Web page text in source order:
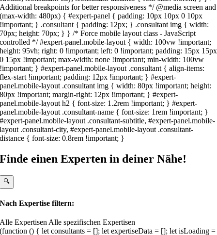
Additional breakpoints for better responsiveness */ @media screen and
(max-width: 480px) { #expert-panel { padding: 10px 10px 0 10px
!important; } .consultant { padding: 12px; } .consultant img { width:
70px; height: 70px; } } /* Force mobile layout class - JavaScript
controlled */ #expert-panel.mobile-layout { width: 100vw !important;
height: 95vh; right: 0 !important; left: 0 !important; padding: 15px 15px
0 15px !important; max-width: none !important; min-width: 100vw
!important; } #expert-panel.mobile-layout .consultant { align-items:
flex-start !important; padding: 12px !important; } #expert-
panel.mobile-layout .consultant img { width: 80px !important; height:
80px !important; margin-right: 12px !important; } #expert-
panel.mobile-layout h2 { font-size: 1.2rem !important; } #expert-
panel.mobile-layout .consultant-name { font-size: 1rem !important; }
#expert-panel.mobile-layout .consultant-subtitle, #expert-panel.mobile-
layout .consultant-city, #expert-panel.mobile-layout .consultant-
distance { font-size: 0.8rem !important; }
Finde einen Experten in deiner Nähe!
🔍
Nach Expertise filtern:
Alle Expertisen Alle spezifischen Expertisen
(function () { let consultants = []; let expertiseData = []; let isLoading = false; let userLocation = null; let currentSearchQuery = ''; let searchTimeout; const listContainer = document.getElementById('consultant-list'); const unifiedSearchInput = document.getElementById('unified-search-input'); const searchButton = document.getElementById('search-button'); const searchResultsDropdown = document.getElementById('search-results-dropdown'); const currentLocationDiv = document.getElementById('current-location'); const locationDisplay = document.getElementById('location-display'); const clearLocationButton = document.getElementById('clear-location'); const mainExpertiseSelect = document.getElementById('main-expertise-select'); const childExpertiseSelect = document.getElementById('child-expertise-select'); // Utility Functions function decodeHTMLEntities(text) { const textarea = document.createElement('textarea'); textarea.innerHTML = text; return textarea.value; } function calculateDistance(lat1, lon1, lat2, lon2) { const R = 6371; // Earth's radius in km const dLat = (lat2 - lat1) * Math.PI / 180; const dLon = (lon2 - lon1) * Math.PI / 180; const a = Math.sin(dLat / 2) * Math.sin(dLat / 2) + Math.cos(lat1 * Math.PI / 180) * Math.cos(lat2 * Math.PI / 180) * Math.sin(dLon / 2) * Math.sin(dLon / 2); const c = 2 * Math.atan2(Math.sqrt(a), Math.sqrt(1 - a)); return R * c; } function shuffleArray(array) { const shuffled = [...array]; for (let i = shuffled.length - 1; i > 0; i--) { const j = Math.floor(Math.random() * (i + 1)); [shuffled[i], shuffled[j]] = [shuffled[j], shuffled[i]]; } return shuffled; } function getExpertiseNames(expertiseIds) { return expertiseIds .map(id => expertiseData.find(exp => exp.id === id)) .filter(exp => exp) .map(exp => decodeHTMLEntities(exp.name)); } // Search & Location Functions async function searchLocation(query) { try { const response = await fetch(`https://nominatim.openstreetmap.org/search?format=json&q=${encodeURIComponent(query)}&countrycodes=de&limit=10`); const data = await response.json(); const cityTypes = ['city', 'town', 'village', 'municipality', 'administrative']; return data.filter(location => { return cityTypes.includes(location.type) || cityTypes.includes(location.class) || (location.addresstype && ['city', 'town', 'village', 'municipality'].includes(location.addresstype)); }).slice(0, 5); } catch (error) { console.error('Error searching location:', error); return []; } } async function performUnifiedSearch(query) { if (!query || query.length { return c.name.toLowerCase().includes(query.toLowerCase()) || c.city.toLowerCase().includes(query.toLowerCase()) || c.address.toLowerCase().includes(query.toLowerCase()); }).slice(0, 3); consultantMatches.forEach(c => { results.push({ type: 'consultant', data: c, name: c.name, details: `${c.city}${c.address ? ', ' + c.address : ''}` }); }); if (query.length >= 3) { try { const locations = await searchLocation(query); locations.slice(0, 3).forEach(location => { const parts = location.display_name.split(','); const cityName = parts[0] + (parts[1] ? ', ' + parts[1].trim() : ''); results.push({ type: 'location', data: location, name: cityName, details: location.display_name }); }); } catch (error) { console.error('Error searching locations:', error); } } renderSearchResults(results); } function renderSearchResults(results) { searchResultsDropdown.innerHTML = ''; if (results.length === 0) { searchResultsDropdown.style.display = 'none'; return; } results.forEach(result => { const item = document.createElement('div'); item.className = 'search-result-item'; if (result.type === 'consultant') { // Create image element for consultant const imgElement = document.createElement('img'); imgElement.src = result.data.image; imgElement.alt = result.data.name; imgElement.style.width = '40px'; imgElement.style.height = '40px'; imgElement.style.borderRadius = '4px'; imgElement.style.objectFit = 'cover'; imgElement.style.flexShrink = '0'; imgElement.onerror = function () { this.src = `https://via.placeholder.com/40x40/1d4b73/ffffff?text=${encodeURIComponent(result.data.name.charAt(0))}`; }; item.appendChild(imgElement); } else { // Keep location icon for locations const typeTag = document.createElement('div'); typeTag.className = `search-result-type ${result.type}`; typeTag.textContent = '📍'; item.appendChild(typeTag); } const content = document.createElement('div'); content.className = 'search-result-content'; const name = document.createElement('div'); name.className = 'search-result-name'; name.textContent = result.name; const details = document.createElement('div'); details.className = 'search-result-details'; details.textContent = result.details; content.appendChild(name); content.appendChild(details); item.appendChild(content); item.onclick = () => selectSearchResult(result); searchResultsDropdown.appendChild(item); }); searchResultsDropdown.style.display = 'block'; } function selectSearchResult(result) { if (result.type === 'consultant') { currentSearchQuery = result.name; unifiedSearchInput.value = result.name; searchResultsDropdown.style.display = 'none'; renderList(result.name); } else if (result.type === 'location') { selectLocation(result.data); unifiedSearchInput.value = ''; searchResultsDropdown.style.display = 'none'; } } function selectLocation(location) { userLocation = { lat: parseFloat(location.lat), lng: parseFloat(location.lon), display_name: location.display_name }; const parts = location.display_name.split(','); const cityName = parts[0] + (parts[1] ? ', ' + parts[1].trim() : ''); locationDisplay.textContent = cityName; currentLocationDiv.style.display = 'flex'; currentSearchQuery = ''; updateDistances(); } function clearLocation() { userLocation = null; currentLocationDiv.style.display = 'none'; consultants.forEach(c => c.distance = null); renderList(currentSearchQuery); } // Data & Rendering Functions async function fetchConsultants() { if (isLoading) return; isLoading = true; showLoading(); try { const response = await fetch('https://bsc-gmbh.com/wp-json/wp/v2/berater?per_page=100'); if (!response.ok) throw new Error(`HTTP error! status: ${response.status}`); const data = await response.json(); consultants = data.map(c => ({ name: c.title.rendered, image: c.yoast_head_json?.og_image?.[0]?.url || `https://via.placeholder.com/150x150/1d4b73/ffffff?text=${encodeURIComponent(c.title.rendered.charAt(0))}`, link: c.link, id: c.id, address: c.acf?.['berater-anschrift'] || '', city: c.acf?.['berater-ort'] || '', subtitle: c.acf?.['experte_fuer'] || 'BSC | Die Finanzberater', latitude: c.acf?.openstreetmap?.lat || null, longitude: c.acf?.openstreetmap?.lng || null, expertise: (c.expertise || []).map(id => parseInt(id)).filter(id => !isNaN(id)), distance: null })); // Randomize the order of consultants on initial load consultants = shuffleArray(consultants); renderList(); } catch (error) { console.error('Fehler beim Laden der Berater:', error); showError('Fehler beim Laden der Berater. Bitte versuchen Sie es später erneut.');